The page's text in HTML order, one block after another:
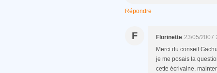
Répondre
F Florinette 23/05/2007
Merci du conseil
je me posais la
cette écrivaine,